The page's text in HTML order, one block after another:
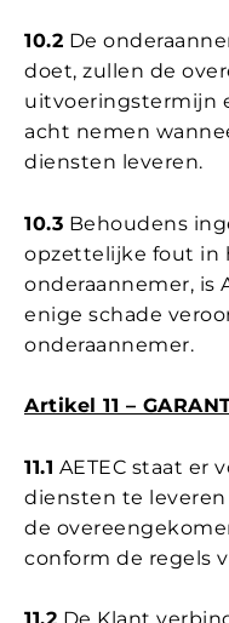
10.2 De
doet, zullen de
uitvoeringstermijn
acht nemen
diensten leveren.
10.3 Behoudens
opzettelijke fout in
onderaannemer, is
enige schade
onderaannemer.
Artikel 11 –
11.1 AETEC staat er
diensten te
de
conform de regels